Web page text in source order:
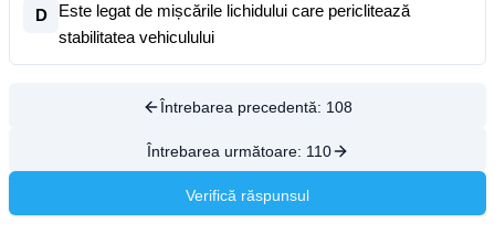
D
Este legat de mișcările lichidului care periclitează
stabilitatea vehiculului
Întrebarea precedentă: 108
Întrebarea următoare: 110
Verifică răspunsul